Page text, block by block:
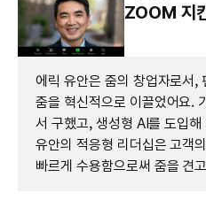
ZOOM 지
에릭 유안은 줌의 창업자로서,
줌을 혁신적으로 이끌었어요.
서 구했고, 생성형 AI를 도입
유안의 적응형 리더십은 고객
빠르게 수용함으로써 줌을 견